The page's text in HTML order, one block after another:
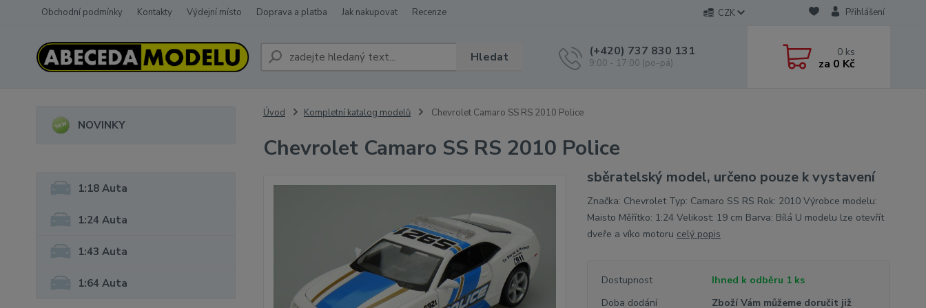
Obchodní podmínky Kontakty Výdejní místo Doprava a platba Jak nakupovat Recenze CZK Přihlášení
Hledat (+420) 737 830 131
9:00 - 17:00 (po-pá)
0 ks
za 0 Kč
NOVINKY
1:18 Auta
1:24 Auta
1:43 Auta
1:64 Auta
Úvod Kompletní katalog modelů Chevrolet Camaro SS RS 2010 Police
Chevrolet Camaro SS RS 2010 Police
sběratelský model, určeno pouze k vystavení
Značka: Chevrolet Typ: Camaro SS RS Rok: 2010 Výrobce modelu:
Maisto Měřítko: 1:24 Velikost: 19 cm Barva: Bílá U modelu lze otevřít
dveře a víko motoru celý popis
Dostupnost
Ihned k odběru 1 ks
Doba dodání
Zboží Vám můžeme doručit již